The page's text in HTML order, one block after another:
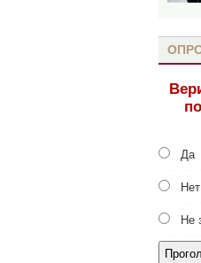
Да
Нет
Не